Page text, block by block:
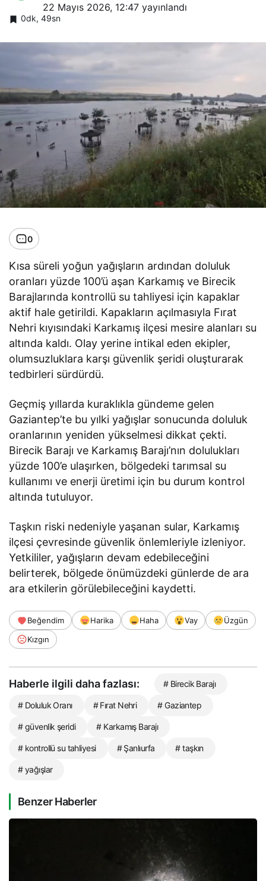
22 Mayıs 2026, 12:47 yayınlandı
0dk, 49sn
0
Kısa süreli yoğun yağışların ardından doluluk
oranları yüzde 100’ü aşan Karkamış ve Birecik
Barajlarında kontrollü su tahliyesi için kapaklar
aktif hale getirildi. Kapakların açılmasıyla Fırat
Nehri kıyısındaki Karkamış ilçesi mesire alanları su
altında kaldı. Olay yerine intikal eden ekipler,
olumsuzluklara karşı güvenlik şeridi oluşturarak
tedbirleri sürdürdü.
Geçmiş yıllarda kuraklıkla gündeme gelen
Gaziantep’te bu yılki yağışlar sonucunda doluluk
oranlarının yeniden yükselmesi dikkat çekti.
Birecik Barajı ve Karkamış Barajı’nın dolulukları
yüzde 100’e ulaşırken, bölgedeki tarımsal su
kullanımı ve enerji üretimi için bu durum kontrol
altında tutuluyor.
Taşkın riski nedeniyle yaşanan sular, Karkamış
ilçesi çevresinde güvenlik önlemleriyle izleniyor.
Yetkililer, yağışların devam edebileceğini
belirterek, bölgede önümüzdeki günlerde de ara
ara etkilerin görülebileceğini kaydetti.
Beğendim Harika Haha Vay
Üzgün
Kızgın
Haberle ilgili daha fazlası: # Birecik Barajı
# Doluluk Oranı # Fırat Nehri # Gaziantep
# güvenlik şeridi # Karkamış Barajı
# kontrollü su tahliyesi # Şanlıurfa # taşkın
# yağışlar
Benzer Haberler